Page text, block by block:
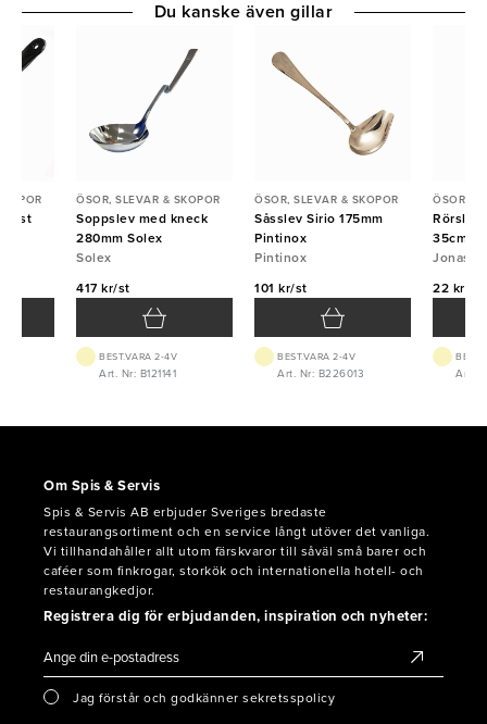
ÖSOR, SLEVAR & SKOPOR
Soppslev med kneck
280mm Solex
Solex
417 kr/st
BEST.VARA 2-4V
Art. Nr: B121141
ÖSOR, SLEVAR & SKOPOR
Såsslev Sirio 175mm
Pintinox
Pintinox
101 kr/st
BEST.VARA 2-4V
Art. Nr: B226013
ÖSOR,
Rörslev
35cm
Jonas
22 kr/st
Art.
Du kanske även gillar
Om Spis & Servis
Spis & Servis AB erbjuder Sveriges bredaste
restaurangsortiment och en service långt utöver det vanliga.
Vi tillhandahåller allt utom färskvaror till såväl små barer och
caféer som finkrogar, storkök och internationella hotell- och
restaurangkedjor.
Registrera dig för erbjudanden, inspiration och nyheter:
Jag förstår och godkänner sekretsspolicy